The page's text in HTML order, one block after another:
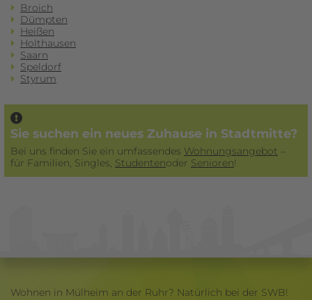
Broich
Dümpten
Heißen
Holthausen
Saarn
Speldorf
Styrum
Sie suchen ein neues Zuhause in Stadtmitte?
Bei uns finden Sie ein umfassendes Wohnungsangebot –
für Familien, Singles, Studenten­oder Senioren!
Wohnen in Mülheim an der Ruhr? Natürlich bei der SWB!